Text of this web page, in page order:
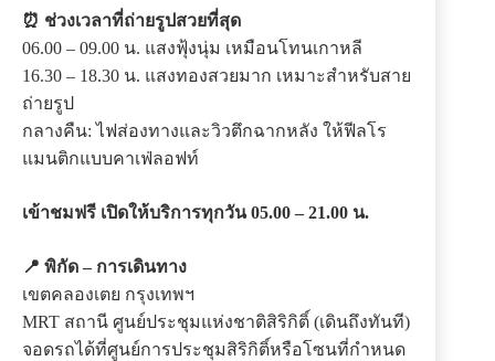
⏰ ช่วงเวลาที่ถ่ายรูปสวยที่สุด
06.00 – 09.00 น. แสงฟุ้งนุ่ม เหมือนโทนเกาหลี
16.30 – 18.30 น. แสงทองสวยมาก เหมาะสำหรับสาย
ถ่ายรูป
กลางคืน: ไฟส่องทางและวิวตึกฉากหลัง ให้ฟีลโร
แมนติกแบบคาเฟ่ลอฟท์
เข้าชมฟรี เปิดให้บริการทุกวัน 05.00 – 21.00 น.
📍 พิกัด – การเดินทาง
เขตคลองเตย กรุงเทพฯ
MRT สถานี ศูนย์ประชุมแห่งชาติสิริกิติ์ (เดินถึงทันที)
จอดรถได้ที่ศูนย์การประชุมสิริกิติ์หรือโซนที่กำหนด